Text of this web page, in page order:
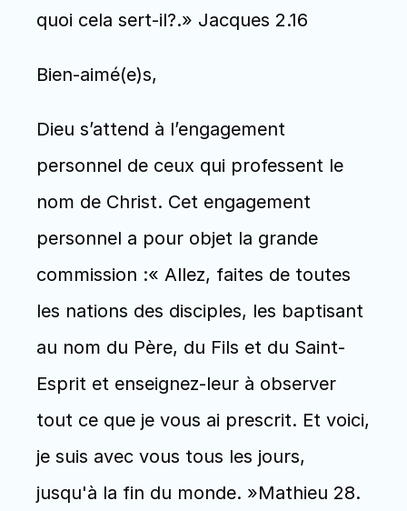
quoi cela sert-il?.» Jacques 2.16
Bien-aimé(e)s,
Dieu s’attend à l’engagement
personnel de ceux qui professent le
nom de Christ. Cet engagement
personnel a pour objet la grande
commission :« Allez, faites de toutes
les nations des disciples, les baptisant
au nom du Père, du Fils et du Saint-
Esprit et enseignez-leur à observer
tout ce que je vous ai prescrit. Et voici,
je suis avec vous tous les jours,
jusqu'à la fin du monde. »Mathieu 28.